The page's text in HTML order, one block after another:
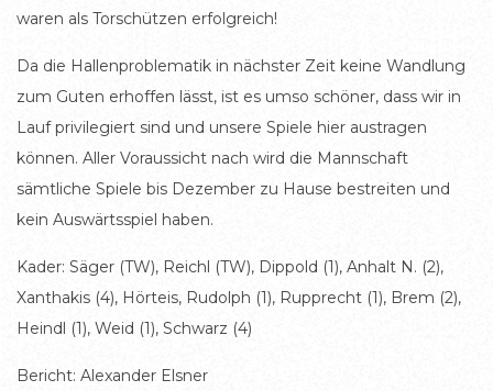
waren als Torschützen erfolgreich!
Da die Hallenproblematik in nächster Zeit keine Wandlung
zum Guten erhoffen lässt, ist es umso schöner, dass wir in
Lauf privilegiert sind und unsere Spiele hier austragen
können. Aller Voraussicht nach wird die Mannschaft
sämtliche Spiele bis Dezember zu Hause bestreiten und
kein Auswärtsspiel haben.
Kader: Säger (TW), Reichl (TW), Dippold (1), Anhalt N. (2),
Xanthakis (4), Hörteis, Rudolph (1), Rupprecht (1), Brem (2),
Heindl (1), Weid (1), Schwarz (4)
Bericht: Alexander Elsner